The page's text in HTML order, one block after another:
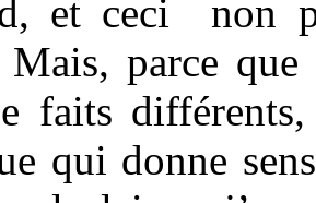
et ceci non
Mais, parce
faits
qui donne